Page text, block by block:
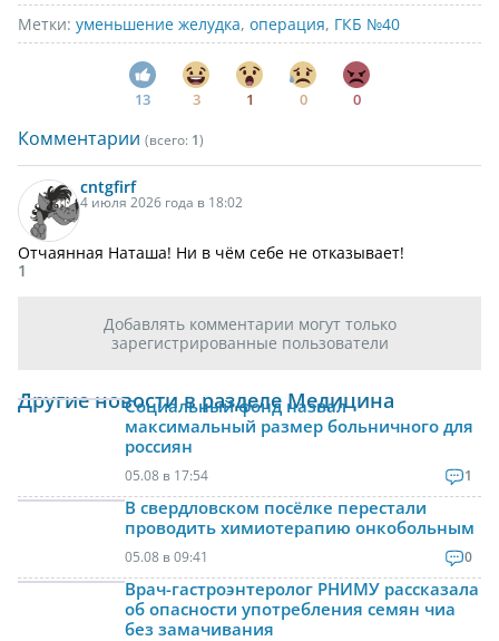
Метки: уменьшение желудка, операция, ГКБ №40
13 3 1 0 0
Комментарии (всего: 1)
cntgfirf
4 июля 2026 года в 18:02
Отчаянная Наташа! Ни в чём себе не отказывает!
1
Добавлять комментарии могут только
зарегистрированные пользователи
Другие новости в разделе Медицина
Социальный фонд назвал
максимальный размер больничного для
россиян
05.08 в 17:54 1
В свердловском посёлке перестали
проводить химиотерапию онкобольным
05.08 в 09:41 0
Врач-гастроэнтеролог РНИМУ рассказала
об опасности употребления семян чиа
без замачивания